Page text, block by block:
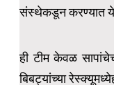
संस्थेकडून करण्यात
ही टीम केवळ
बिबट्यांच्या